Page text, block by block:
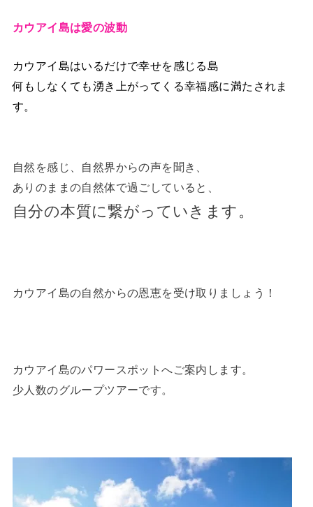
カウアイ島は愛の波動
カウアイ島はいるだけで幸せを感じる島
何もしなくても湧き上がってくる幸福感に満たされま
す。
自然を感じ、自然界からの声を聞き、
ありのままの自然体で過ごしていると、
自分の本質に繋がっていきます。
カウアイ島の自然からの恩恵を受け取りましょう！
カウアイ島のパワースポットへご案内します。
少人数のグループツアーです。